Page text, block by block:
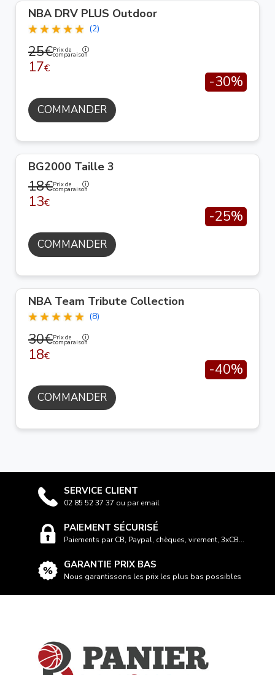
NBA DRV PLUS Outdoor
(2)
25€Prix de
comparaison
17€
-30%
COMMANDER
BG2000 Taille 3
18€Prix de
comparaison
13€
-25%
COMMANDER
NBA Team Tribute Collection
(8)
30€Prix de
comparaison
18€
-40%
COMMANDER
SERVICE CLIENT
02 85 52 37 37 ou par email
PAIEMENT SÉCURISÉ
Paiements par CB, Paypal, chèques, virement, 3xCB...
GARANTIE PRIX BAS
Nous garantissons les prix les plus bas possibles